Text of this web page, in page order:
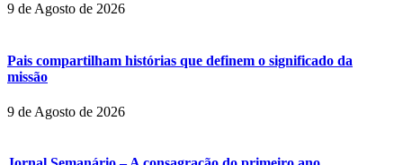
9 de Agosto de 2026
Pais compartilham histórias que definem o significado da
missão
9 de Agosto de 2026